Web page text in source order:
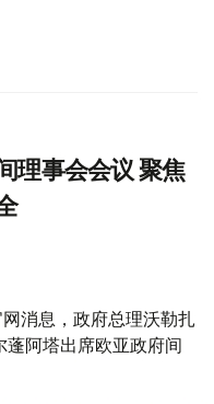
理事会会议 聚焦
消息，政府总理沃勒扎
蓬阿塔出席欧亚政府间